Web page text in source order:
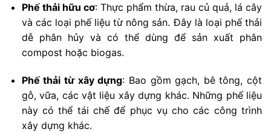
Phế thải hữu cơ: Thực phẩm thừa, rau củ quả, lá cây
và các loại phế liệu từ nông sản. Đây là loại phế thải
dễ phân hủy và có thể dùng để sản xuất phân
compost hoặc biogas.
Phế thải từ xây dựng: Bao gồm gạch, bê tông, cột
gỗ, vữa, các vật liệu xây dựng khác. Những phế liệu
này có thể tái chế để phục vụ cho các công trình
xây dựng khác.